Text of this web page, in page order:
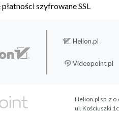
szyfrowane SSL
Helion.pl
Videopoint.pl
Helion.pl sp. z
ul. Kościuszki 1c